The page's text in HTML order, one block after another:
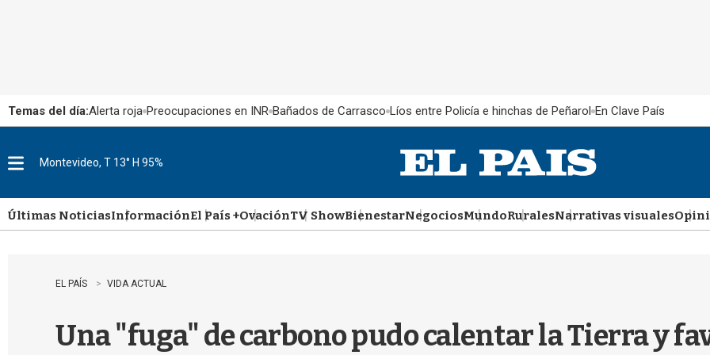
Temas del día:Alerta roja Preocupaciones en INR Bañados de Carrasco Líos entre Policía e hinchas de Peñarol En Clave País
u
Montevideo, T 13° H 95%
Últimas NoticiasInformaciónEl País +OvaciónTV ShowBienestarNegociosMundoRuralesNarrativas visuales
EL PAÍS VIDA ACTUAL
Una "fuga" de carbono pudo calentar la Tierra y